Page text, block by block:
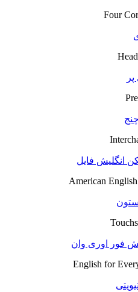
Four
انگلیش فایل
American
فور اوری وان
English for